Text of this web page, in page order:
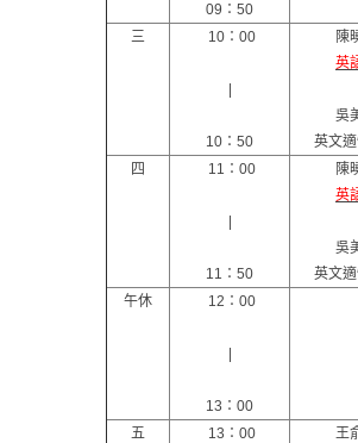
09：50
三 10：00
10：50
陳
英
吳
英文
四
11：00
11：50
陳
英
吳
英文
午休
12：00
13：00
五
13：00
王